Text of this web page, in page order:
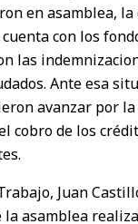
en asamblea, la
con los
las
Ante esa
avanzar por
cobro de los
Juan
la asamblea